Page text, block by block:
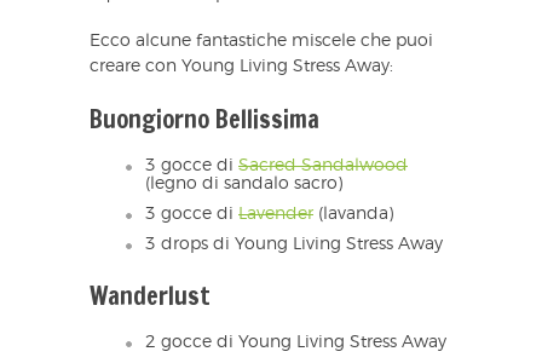
Ecco alcune fantastiche miscele che puoi
creare con Young Living Stress Away:
Buongiorno Bellissima
3 gocce di Sacred Sandalwood
(legno di sandalo sacro)
3 gocce di Lavender (lavanda)
3 drops di Young Living Stress Away
Wanderlust
2 gocce di Young Living Stress Away